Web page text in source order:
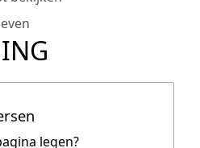
legen?